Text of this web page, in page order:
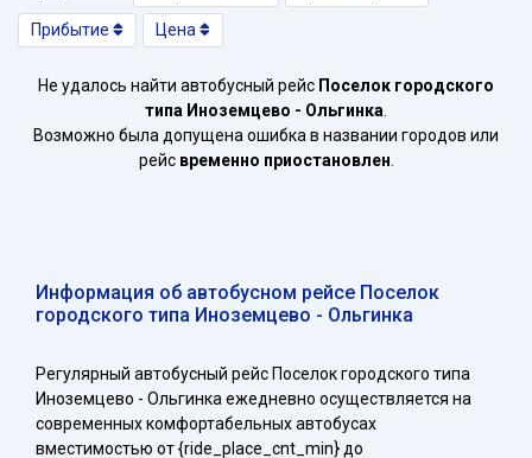
Прибытие Цена
Не удалось найти автобусный рейс Поселок городского
типа Иноземцево - Ольгинка
Возможно была допущена ошибка в названии городов или
рейс временно приостановлен
Информация об автобусном рейсе Поселок
городского типа Иноземцево - Ольгинка
Регулярный автобусный рейс Поселок городского типа
Иноземцево - Ольгинка ежедневно осуществляется на
современных комфортабельных автобусах
вместимостью от {ride_place_cnt_min} до